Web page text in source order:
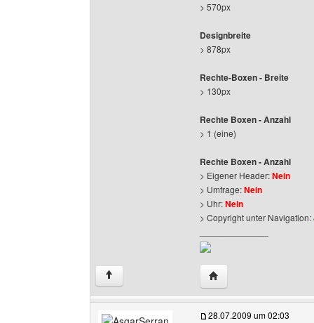
> 570px
Designbreite
> 878px
Rechte-Boxen - Breite
> 130px
Rechte Boxen - Anzahl
> 1 (eine)
Rechte Boxen - Anzahl
> Eigener Header:Nein
> Umfrage:Nein
> Uhr:Nein
> Copyright unter Navigation:
↑ Website dieses
28.07.2009 um 02:03